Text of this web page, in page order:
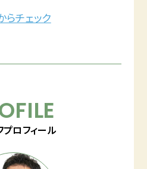
チェック
プロフィール